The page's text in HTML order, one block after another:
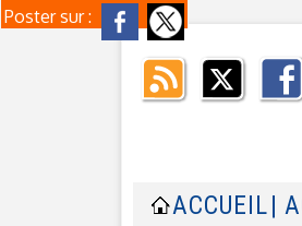
Poster sur :
ACCUEIL |